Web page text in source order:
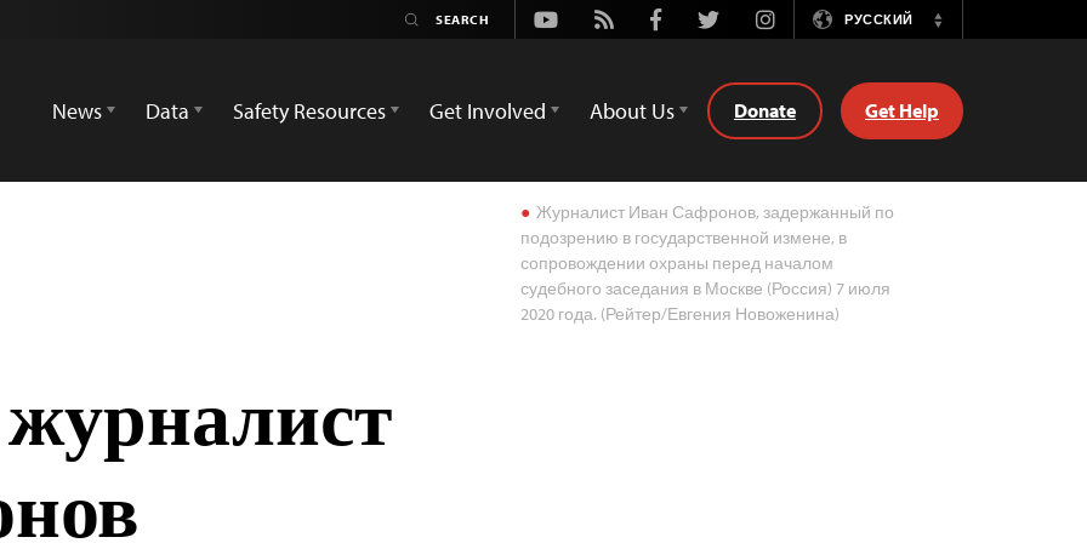
Youtube
Rss FacebookTwitterInstagramРУССКИЙ
Switch
News
Data Safety Resources Get Involved About Us Donate Get Help
Журналист Иван Сафронов, задержанный по
подозрению в государственной измене, в
сопровождении охраны перед началом
судебного заседания в Москве (Россия) 7 июля
2020 года. (Рейтер/Евгения Новоженина)